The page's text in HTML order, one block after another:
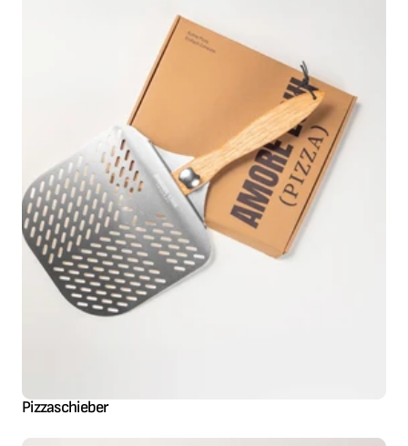
Pizzaschieber